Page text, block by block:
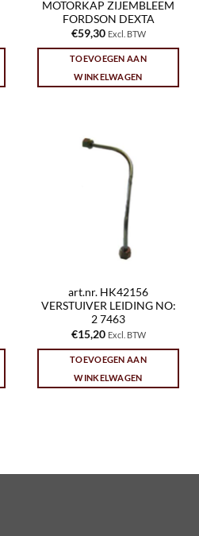
MOTORKAP ZIJEMBLEEM
FORDSON DEXTA
€59,30 Excl. BTW
TOEVOEGEN AAN
WINKELWAGEN
art.nr. HK42156
VERSTUIVER LEIDING NO:
2 7463
€15,20 Excl. BTW
TOEVOEGEN AAN
WINKELWAGEN